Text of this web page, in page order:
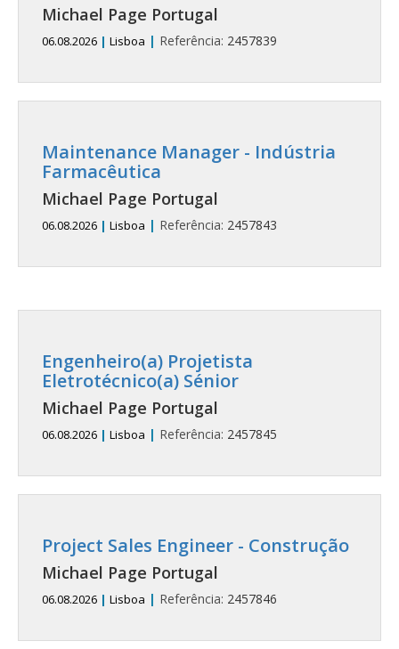
Michael Page Portugal
06.08.2026 | Lisboa | Referência: 2457839
Maintenance Manager - Indústria
Farmacêutica
Michael Page Portugal
06.08.2026 | Lisboa | Referência: 2457843
Engenheiro(a) Projetista
Eletrotécnico(a) Sénior
Michael Page Portugal
06.08.2026 | Lisboa | Referência: 2457845
Project Sales Engineer - Construção
Michael Page Portugal
06.08.2026 | Lisboa | Referência: 2457846